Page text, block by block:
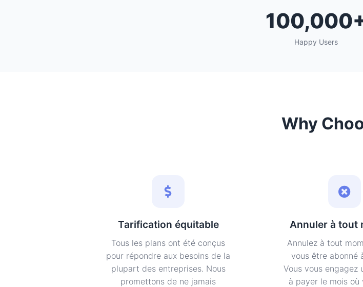
Happy Users
Why
Tarification équitable
Tous les plans ont été conçus
pour répondre aux besoins de la
plupart des entreprises. Nous
promettons de ne jamais
Annuler à tout
Annulez à tout
vous être abonné
Vous vous engagez
à payer le mois où